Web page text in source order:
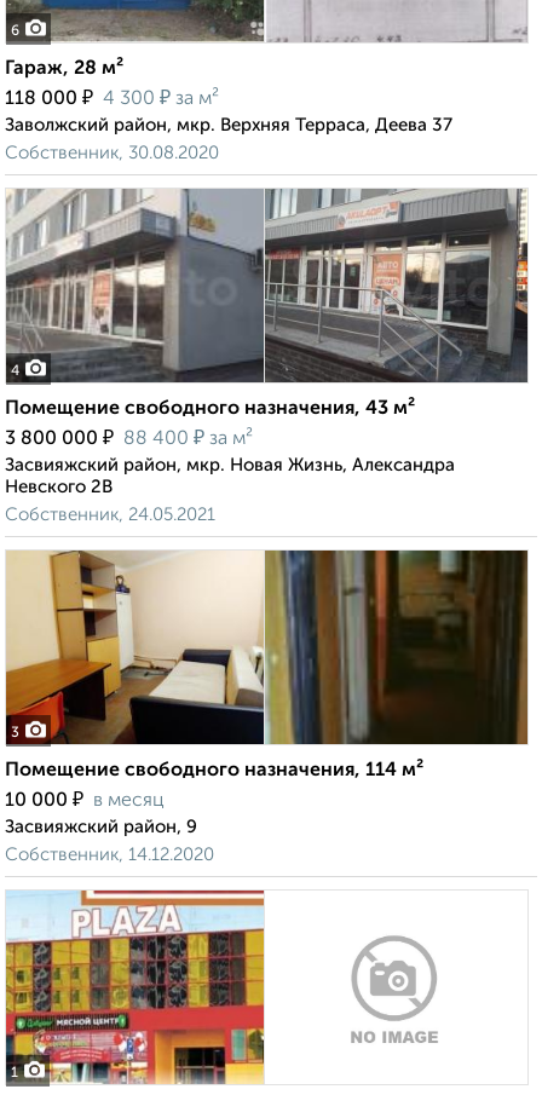
6
Гараж, 28 м²
118 000 ₽ 4 300 ₽ за м²
Заволжский район, мкр. Верхняя Терраса, Деева 37
Собственник, 30.08.2020
4
Помещение свободного назначения, 43 м²
3 800 000 ₽ 88 400 ₽ за м²
Засвияжский район, мкр. Новая Жизнь, Александра
Невского 2В
Собственник, 24.05.2021
3
Помещение свободного назначения, 114 м²
10 000 ₽ в месяц
Засвияжский район, 9
Собственник, 14.12.2020
1